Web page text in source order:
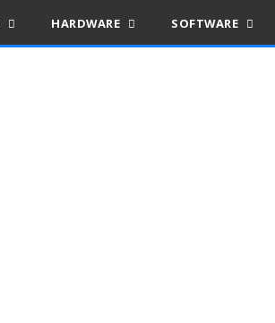
HARDWARE SOFTWARE